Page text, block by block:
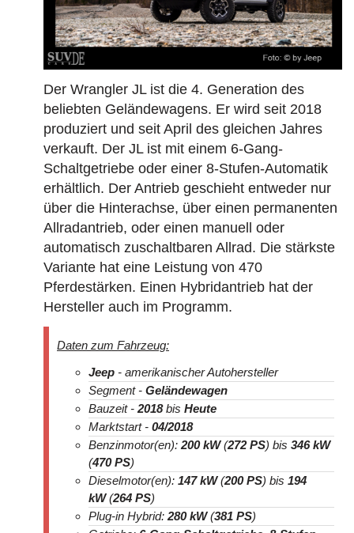
Der Wrangler JL ist die 4. Generation des
beliebten Geländewagens. Er wird seit 2018
produziert und seit April des gleichen Jahres
verkauft. Der JL ist mit einem 6-Gang-
Schaltgetriebe oder einer 8-Stufen-Automatik
erhältlich. Der Antrieb geschieht entweder nur
über die Hinterachse, über einen permanenten
Allradantrieb, oder einen manuell oder
automatisch zuschaltbaren Allrad. Die stärkste
Variante hat eine Leistung von 470
Pferdestärken. Einen Hybridantrieb hat der
Hersteller auch im Programm.
Daten zum Fahrzeug:
Jeep - amerikanischer Autohersteller
Segment - Geländewagen
Bauzeit - 2018bis Heute
Marktstart - 04/2018
Benzinmotor(en): 200 kW(272 PS) bis 346 kW
(470 PS)
Dieselmotor(en): 147 kW(200 PS) bis 194
kW(264 PS)
Plug-in Hybrid: 280 kW(381 PS)